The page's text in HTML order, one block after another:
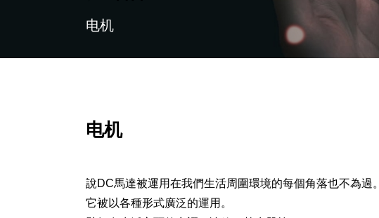
电机
电机
說DC馬達被運用在我們生活周圍環境的每個角落也不為過。
它被以各種形式廣泛的運用。